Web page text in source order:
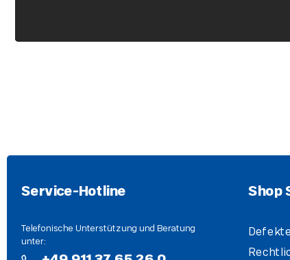
Service-Hotline
Telefonische Unterstützung und Beratung
unter:
Shop